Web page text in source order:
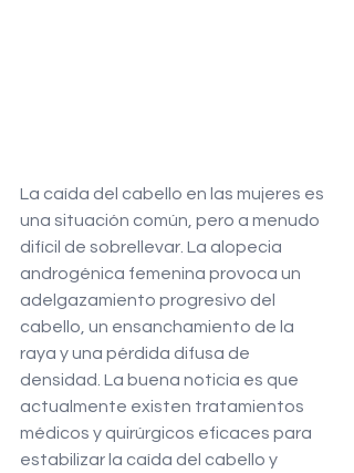
La caída del cabello en las mujeres es
una situación común, pero a menudo
difícil de sobrellevar. La alopecia
androgénica femenina provoca un
adelgazamiento progresivo del
cabello, un ensanchamiento de la
raya y una pérdida difusa de
densidad. La buena noticia es que
actualmente existen tratamientos
médicos y quirúrgicos eficaces para
estabilizar la caída del cabello y